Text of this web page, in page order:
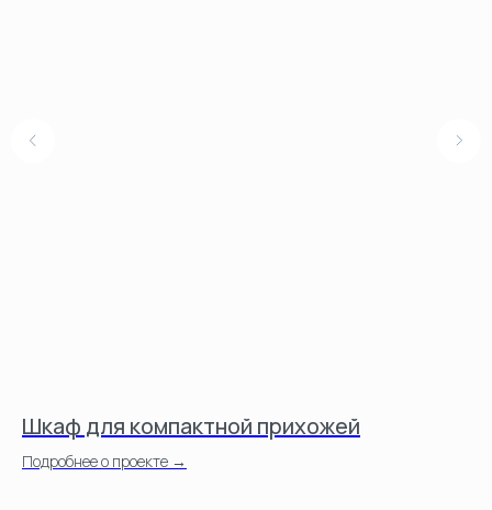
Шкаф для компактной прихожей
Подробнее о проекте →